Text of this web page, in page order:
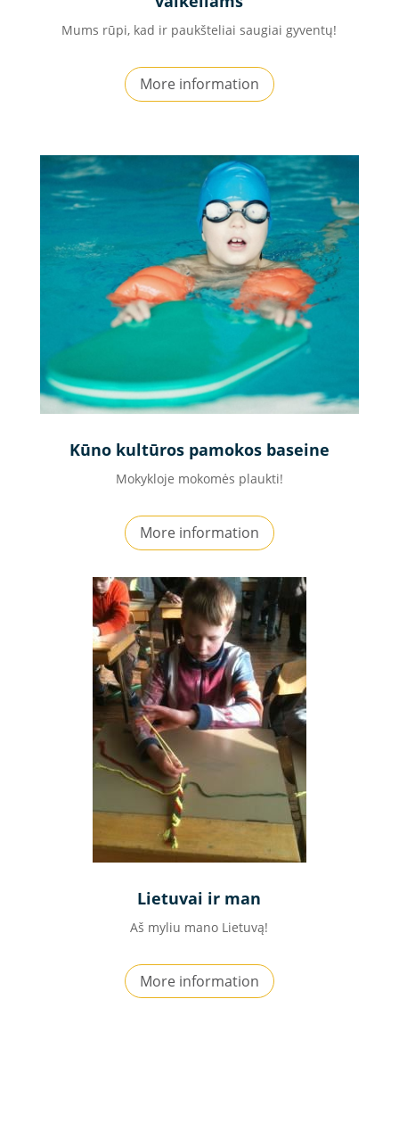
Mums rūpi, kad ir paukšteliai saugiai gyventų!
More information
Kūno kultūros pamokos baseine
Mokykloje mokomės plaukti!
More information
Lietuvai ir man
Aš myliu mano Lietuvą!
More information